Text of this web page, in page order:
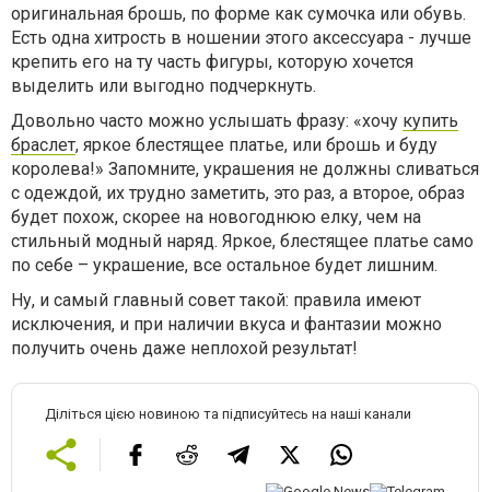
оригинальная брошь, по форме как сумочка или обувь.
Есть одна хитрость в ношении этого аксессуара - лучше
крепить его на ту часть фигуры, которую хочется
выделить или выгодно подчеркнуть.
Довольно часто можно услышать фразу: «хочу купить
браслет, яркое блестящее платье, или брошь и буду
королева!» Запомните, украшения не должны сливаться
с одеждой, их трудно заметить, это раз, а второе, образ
будет похож, скорее на новогоднюю елку, чем на
стильный модный наряд. Яркое, блестящее платье само
по себе – украшение, все остальное будет лишним.
Ну, и самый главный совет такой: правила имеют
исключения, и при наличии вкуса и фантазии можно
получить очень даже неплохой результат!
Діліться цією новиною та підписуйтесь на наші канали